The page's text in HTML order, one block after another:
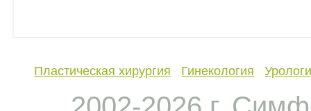
Пластическая хирургия Гинекология